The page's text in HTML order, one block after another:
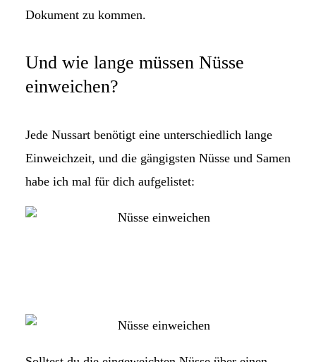
Dokument zu kommen.
Und wie lange müssen Nüsse
einweichen?
Jede Nussart benötigt eine unterschiedlich lange
Einweichzeit, und die gängigsten Nüsse und Samen
habe ich mal für dich aufgelistet: